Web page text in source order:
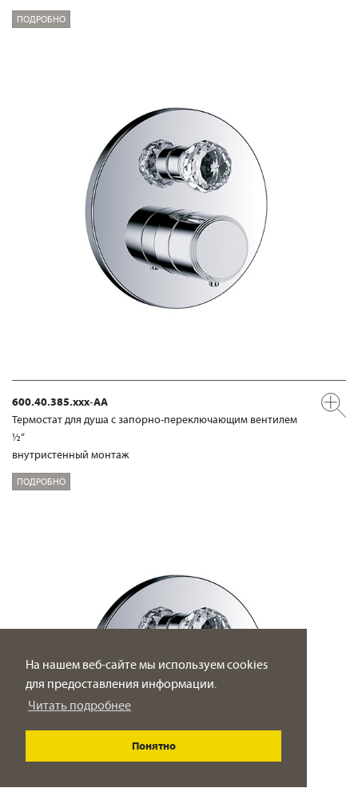
На нашем веб-сайте мы используем cookies
для предоставления информации.
Читать подробнее
Понятно
ПОДРОБНО
600.40.385.xxx-AA
Термостат для душа с запорно-переключающим вентилем
½“
внутристенный монтаж
ПОДРОБНО